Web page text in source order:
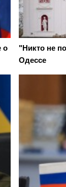
о
"Никто не
Одессе